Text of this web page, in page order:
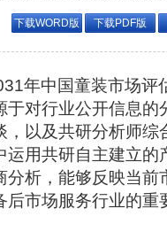
下载WORD版 下载PDF版
年中国童装市场评
对行业公开信息的
以及共研分析师综
运用共研自主建立的
析，能够反映当前
市场服务行业的重